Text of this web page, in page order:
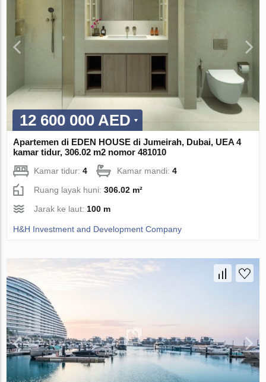
12 600 000 AED
Apartemen di EDEN HOUSE di Jumeirah, Dubai, UEA 4
kamar tidur, 306.02 m2 nomor 481010
Kamar tidur:4 Kamar mandi:4
Ruang layak huni:306.02 m²
Jarak ke laut: 100 m
H&H Investment and Development Company